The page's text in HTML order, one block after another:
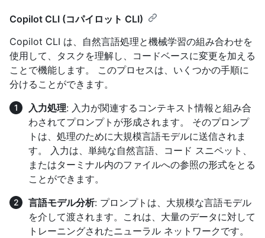
Copilot CLI (コパイロット CLI)
Copilot CLI は、自然言語処理と機械学習の組み合わせを
使用して、タスクを理解し、コードベースに変更を加える
ことで機能します。 このプロセスは、いくつかの手順に
分けることができます。
入力処理: 入力が関連するコンテキスト情報と組み合
わされてプロンプトが形成されます。 そのプロンプ
トは、処理のために大規模言語モデルに送信されま
す。 入力は、単純な自然言語、コード スニペット、
またはターミナル内のファイルへの参照の形式をとる
ことができます。
言語モデル分析: プロンプトは、大規模な言語モデル
を介して渡されます。これは、大量のデータに対して
トレーニングされたニューラル ネットワークです。